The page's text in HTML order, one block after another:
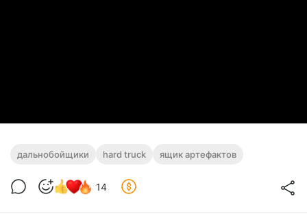
дальнобойщики hard truck ящик артефактов
14